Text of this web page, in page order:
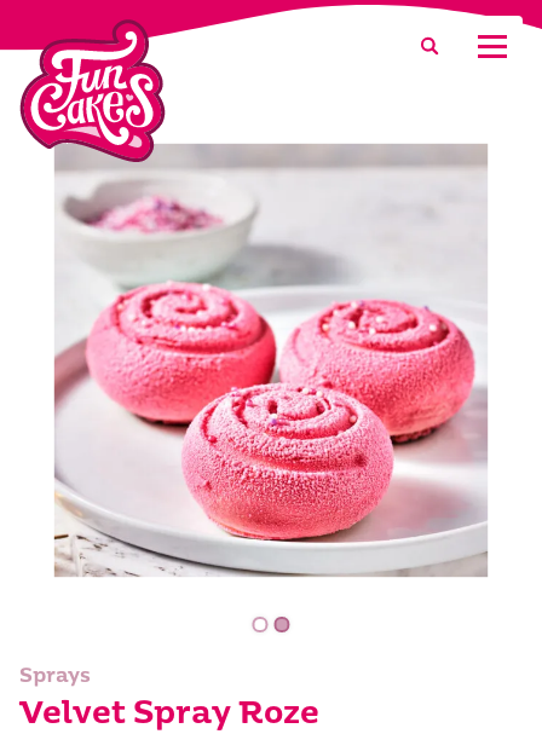
¿Qué estás buscando?
Buscar
Sprays
Velvet Spray Roze